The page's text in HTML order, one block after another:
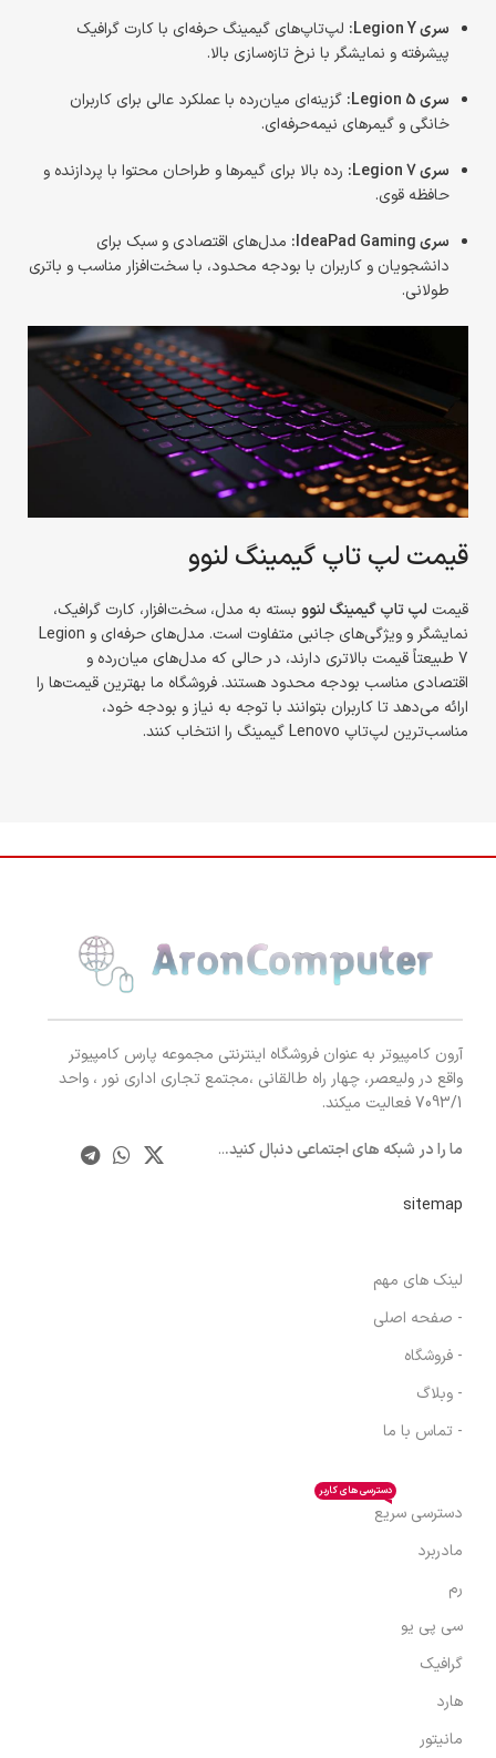
سری Legion Y:
لپ‌تاپ‌های گیمینگ حرفه‌ای با کارت گرافیک
پیشرفته و نمایشگر با نرخ تازه‌سازی بالا.
سری Legion 5:
گزینه‌ای میان‌رده با عملکرد عالی برای کاربران
خانگی و گیمرهای نیمه‌حرفه‌ای.
سری Legion 7:
رده بالا برای گیمرها و طراحان محتوا با پردازنده و
حافظه قوی.
سری IdeaPad Gaming:
مدل‌های اقتصادی و سبک برای
دانشجویان و کاربران با بودجه محدود، با سخت‌افزار مناسب و باتری
طولانی.
قیمت لپ تاپ گیمینگ لنوو
قیمت لپ تاپ گیمینگ لنوو بسته به مدل، سخت‌افزار، کارت گرافیک،
نمایشگر و ویژگی‌های جانبی متفاوت است. مدل‌های حرفه‌ای و Legion
7 طبیعتاً قیمت بالاتری دارند، در حالی که مدل‌های میان‌رده و
اقتصادی مناسب بودجه محدود هستند. فروشگاه ما بهترین قیمت‌ها را
ارائه می‌دهد تا کاربران بتوانند با توجه به نیاز و بودجه خود،
مناسب‌ترین لپ‌تاپ Lenovo گیمینگ را انتخاب کنند.
آرون کامپیوتر به عنوان فروشگاه اینترنتی مجموعه پارس کامپیوتر
واقع در ولیعصر، چهار راه طالقانی ،مجتمع تجاری اداری نور ، واحد
7093/1 فعالیت میکند.
ما را در شبکه های اجتماعی دنبال کنید...
sitemap
لینک های مهم
- صفحه اصلی
- فروشگاه
- وبلاگ
- تماس با ما
دسترسی سریع
دسترسی های کاربر
مادربرد
رم
سی پی یو
گرافیک
هارد
مانیتور